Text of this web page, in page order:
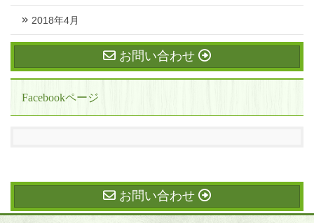
2018年4月
お問い合わせ
Facebookページ
お問い合わせ